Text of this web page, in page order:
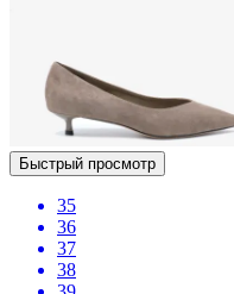
Быстрый просмотр
35
36
37
38